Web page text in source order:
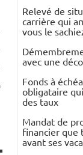
Relevé de
carrière qui
vous le
avec une
Fonds à
obligataire
des taux
Mandat de
financier que
avant ses